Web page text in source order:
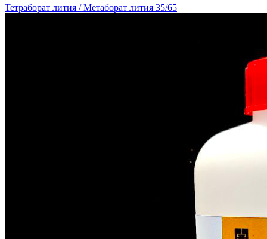
Тетраборат лития / Метаборат лития 35/65